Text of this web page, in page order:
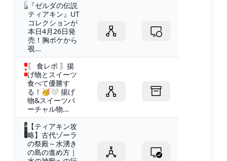
『ゼルダの伝説
ティアキン』UT
コレクションが
本日4月26日発
売！胸ポケから
覗...
〖 食レポ 〗揚
げ物とスイーツ
食べて優勝す
る！🥳🤍 揚げ
物&スイーツバ
ーチャル物...
【ティアキン攻
略】古代ゾーラ
の祭殿～水湧き
の島の進め方｜